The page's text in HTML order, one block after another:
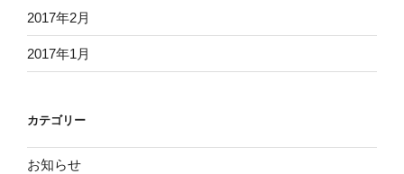
2017年2月
2017年1月
カテゴリー
お知らせ